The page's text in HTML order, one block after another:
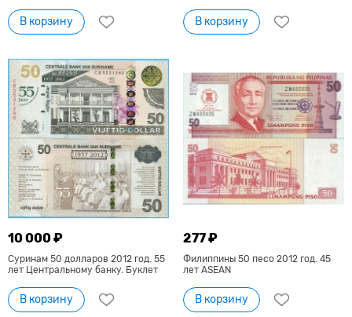
В корзину В корзину
10 000 ₽
Суринам 50 долларов 2012 год. 55
лет Центральному банку. Буклет
В корзину
277 ₽
Филиппины 50 песо 2012 год. 45
лет АSEAN
В корзину